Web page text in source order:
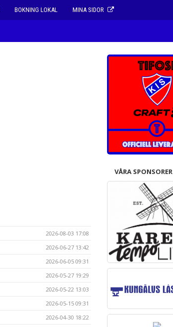
BOKNING LOKAL MINA SIDOR
2026-08-03 17:08
2026-06-27 13:42
2026-06-05 09:31
2026-05-27 19:29
2026-05-22 13:03
2026-05-15 09:31
2026-04-30 18:22
VÅRA SPONSORER